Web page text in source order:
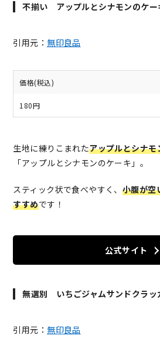
不揃い アップルとシナモンのケー
引用元： 無印良品
価格(税込)
180円
生地に練りこまれたアップルとシナモ
「アップルとシナモンのケーキ」。
スティック状で食べやすく、 小腹が空
すすめです！
公式サイト
無選別 いちごジャムサンドクラッ
引用元： 無印良品